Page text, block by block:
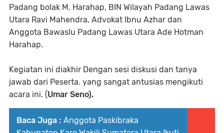
Padang bolak M. Harahap, BIN Wilayah Padang Lawas
Utara Ravi Mahendra, Advokat Ibnu Azhar dan
Anggota Bawaslu Padang Lawas Utara Ade Hotman
Harahap.
Kegiatan ini diakhir Dengan sesi diskusi dan tanya
jawab dari Peserta. yang sangat antusias mengikuti
acara ini. (Umar Seno).
Baca Juga : Anggota Paskibraka